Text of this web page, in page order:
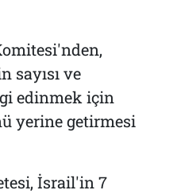
sayısı ve
edinmek için
yerine getirmesi
İsrail'in 7